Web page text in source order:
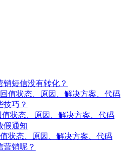
短信没有转化？
值状态、原因、解决方案、代码
技巧？
值状态、原因、解决方案、代码
假通知
状态、原因、解决方案、代码
营销呢？